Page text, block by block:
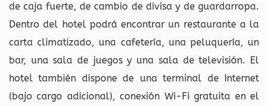
de caja fuerte, de cambio de divisa y de guardarropa.
Dentro del hotel podrá encontrar un restaurante a la
carta climatizado, una cafetería, una peluquería, un
bar, una sala de juegos y una sala de televisión. El
hotel también dispone de una terminal de Internet
(bajo cargo adicional), conexión Wi-Fi gratuita en el